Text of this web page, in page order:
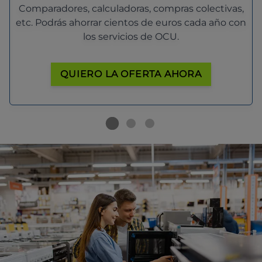
Comparadores, calculadoras, compras colectivas,
etc. Podrás ahorrar cientos de euros cada año con
los servicios de OCU.
QUIERO LA OFERTA AHORA